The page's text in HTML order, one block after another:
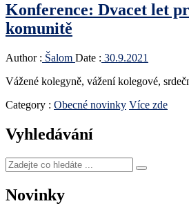
Konference: Dvacet let
komunitě
Author : Šalom Date : 30.9.2021
Vážené kolegyně, vážení kolegové,
Category : Obecné novinky Více zde
Vyhledávání
Zadejte
co
hledáte
...
Novinky